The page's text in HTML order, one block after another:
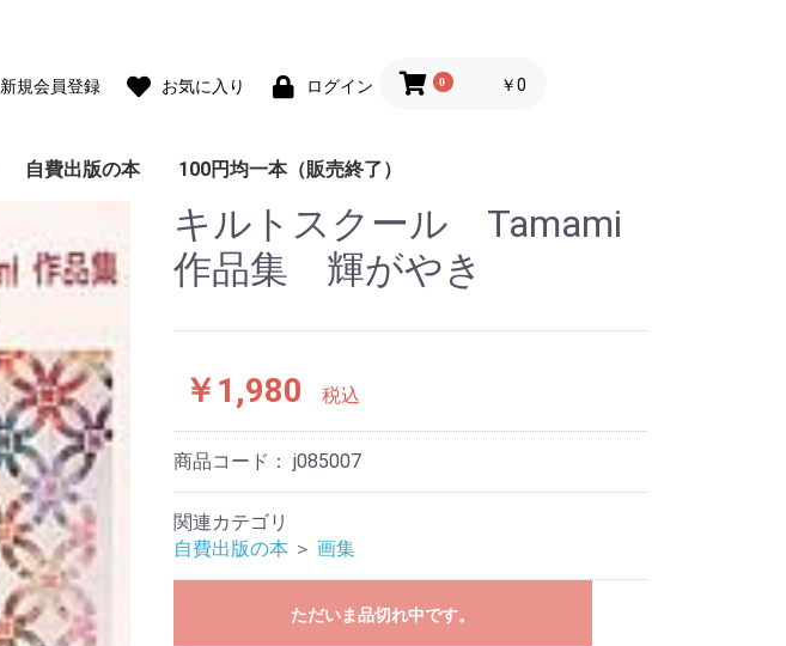
新規会員登録 お気に入り ログイン 0 ￥0
自費出版の本
ポストカードコレクシ
ョン
児童書(童話・絵本・
紙芝居)
エッセイ・ノンフィク
ション
小説・フィクション
教育・思想・科学・哲
学
ガイド・紀行・歴史
趣味・実用・娯楽
100円均一本（販売終了）
大人のための100円均一
本
ポケットカラーブック
ス
趣味
辞典
地図
脳のトレーニング
練習帳
子供のための100円均一
本
英会話
しかけ絵本
童話
工作
学習ドリル
あそび
もじ練習帳
キルトスクール Tamami
作品集 輝がやき
￥1,980 税込
商品コード： j085007
関連カテゴリ
自費出版の本 ＞ 画集
ただいま品切れ中です。